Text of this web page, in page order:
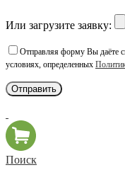
Или загрузите заявку:
Отправляя форму Вы даёте
условиях, определенных
Поиск